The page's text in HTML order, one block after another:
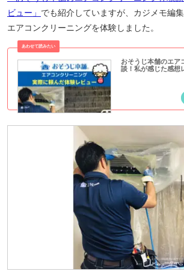
ビュー」 でも紹介していますが、カジメモ編
エアコンクリーニングを体験しました。
おそうじ本舗のエア
談！私が感じた感想